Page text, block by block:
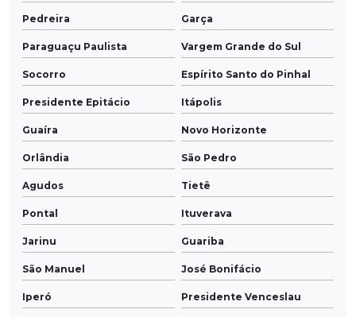
Pedreira Garça
Paraguaçu Paulista Vargem Grande do Sul
Socorro Espírito Santo do Pinhal
Presidente Epitácio Itápolis
Guaíra Novo Horizonte
Orlândia São Pedro
Agudos Tietê
Pontal Ituverava
Jarinu Guariba
São Manuel José Bonifácio
Iperó Presidente Venceslau